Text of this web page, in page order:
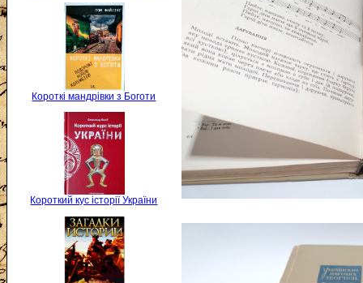
Короткі мандрівки з Боготи
Короткий кус історії України